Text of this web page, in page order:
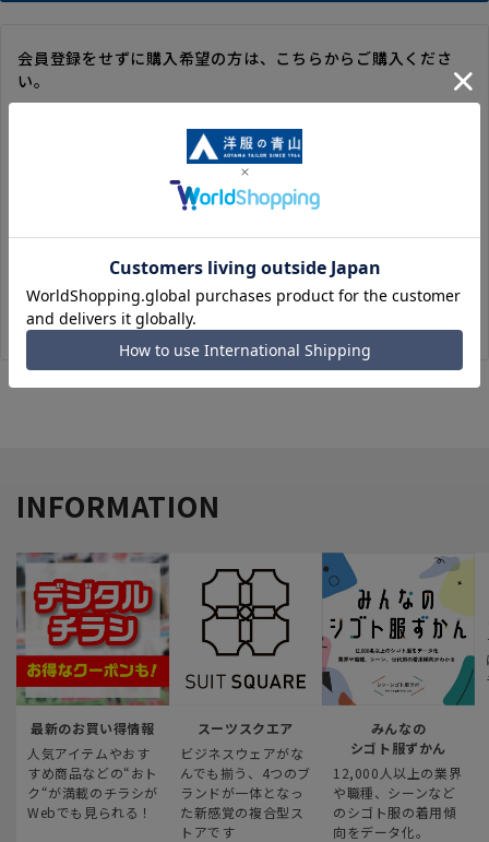
会員登録をせずに購入希望の方は、こちらからご購入くださ
い。
毎回のご注文時に入力いただく必要があります。
※洋服の青山オンラインストアのポイントは付与されません。
また、ゲスト購入後の会員情報統合・ポイントの付与は、対応
※購入履歴の確認、領収書の発行、キャンセル手続きはご利用
いただけません。
INFORMATION
最新のお買い得情報
人気アイテムやおす
すめ商品などの“おト
ク“が満載のチラシが
Webでも見られる！
スーツスクエア
ビジネスウェアがな
んでも揃う、4つのブ
ランドが一体となっ
た新感覚の複合型ス
トアです
みんなの
シゴト服ずかん
12,000人以上の業界
や職種、シーンなど
のシゴト服の着用傾
向をデータ化。